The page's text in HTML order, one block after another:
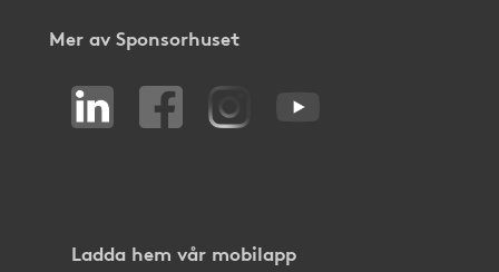
Mer av Sponsorhuset
Ladda hem vår mobilapp